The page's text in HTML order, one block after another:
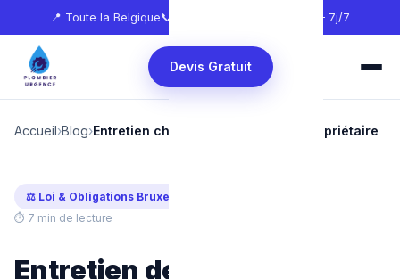
📍 Toute la Belgique📞 🕐 24h/24 — 7j/7
Devis Gratuit
Accueil›Blog›Entretien chaudière locataire ou propriétaire
⚖️ Loi & Obligations Bruxelles
⏱ 7 min de lecture
Entretien de chaudière